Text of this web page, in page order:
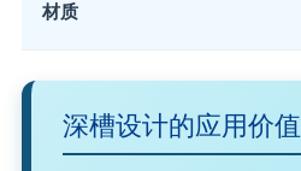
材质
深槽设计的应用价值